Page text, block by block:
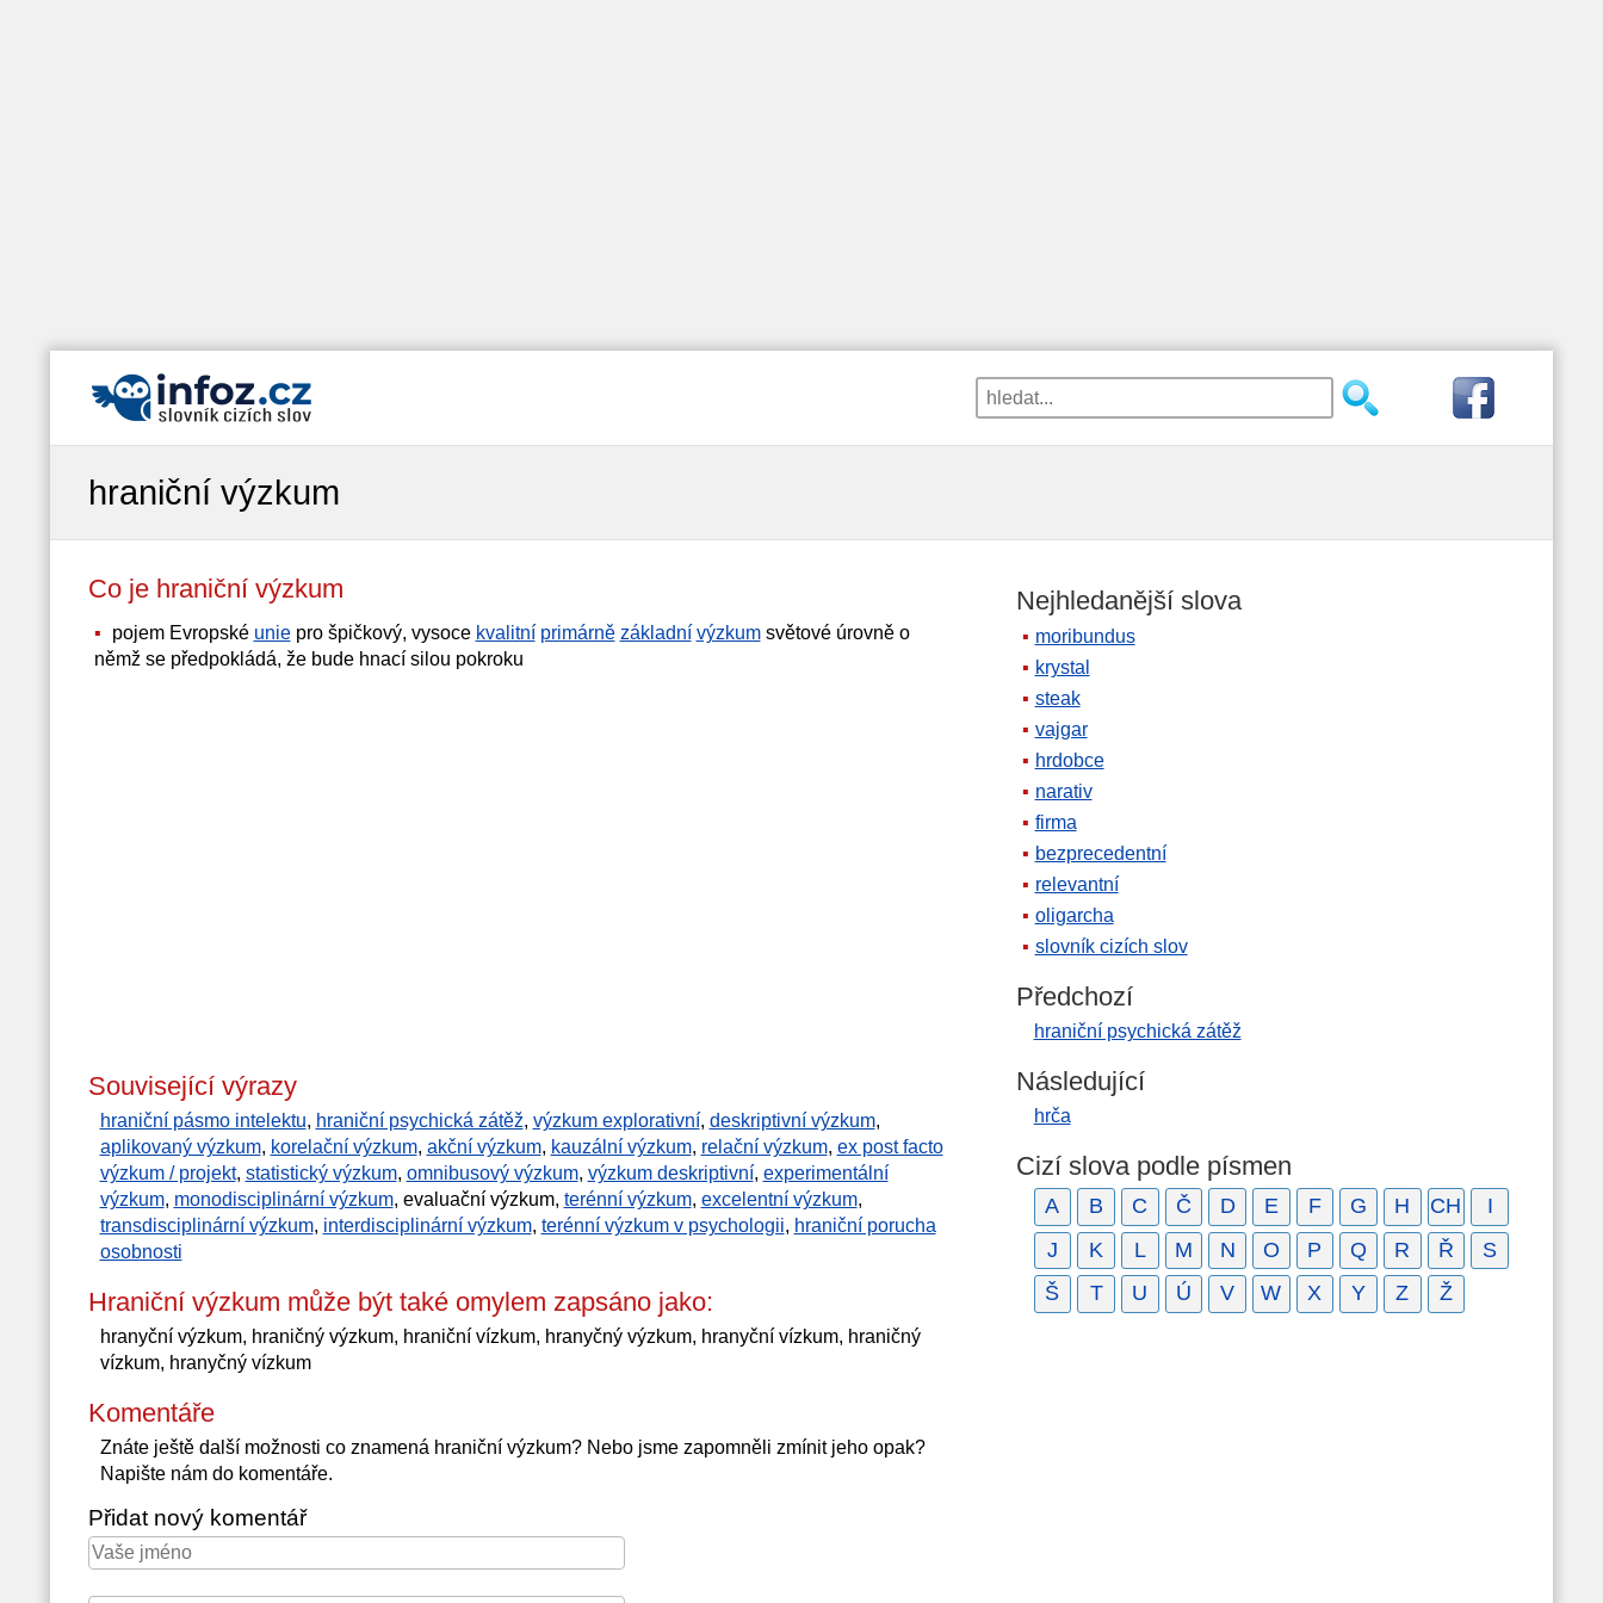
hraniční výzkum
Co je hraniční výzkum
pojem Evropské uniepro špičkový, vysoce kvalitní primárně základní výzkumsvětové úrovně o
němž se předpokládá, že bude hnací silou pokroku
Související výrazy
hraniční pásmo intelektu, hraniční psychická zátěž, výzkum explorativní, deskriptivní výzkum,
aplikovaný výzkum, korelační výzkum, akční výzkum, kauzální výzkum, relační výzkum, ex post facto
výzkum / projekt, statistický výzkum, omnibusový výzkum, výzkum deskriptivní, experimentální
výzkum, monodisciplinární výzkum, evaluační výzkum, terénní výzkum, excelentní výzkum,
transdisciplinární výzkum, interdisciplinární výzkum, terénní výzkum v psychologii, hraniční porucha
osobnosti
Hraniční výzkum může být také omylem zapsáno jako:
hranyční výzkum, hraničný výzkum, hraniční vízkum, hranyčný výzkum, hranyční vízkum, hraničný
vízkum, hranyčný vízkum
Komentáře
Znáte ještě další možnosti co znamená hraniční výzkum? Nebo jsme zapomněli zmínit jeho opak?
Napište nám do komentáře.
Přidat nový komentář
Nejhledanější slova
moribundus
krystal
steak
vajgar
hrdobce
narativ
firma
bezprecedentní
relevantní
oligarcha
slovník cizích slov
Předchozí
hraniční psychická zátěž
Následující
hrča
Cizí slova podle písmen
A B C Č D E F G H CH
I
J
K L M N O P Q R Ř
S
Š
T U Ú V W X Y Z Ž